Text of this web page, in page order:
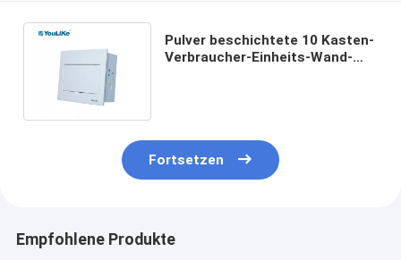
Pulver beschichtete 10 Kasten-
Verbraucher-Einheits-Wand-
Fortsetzen
Empfohlene Produkte